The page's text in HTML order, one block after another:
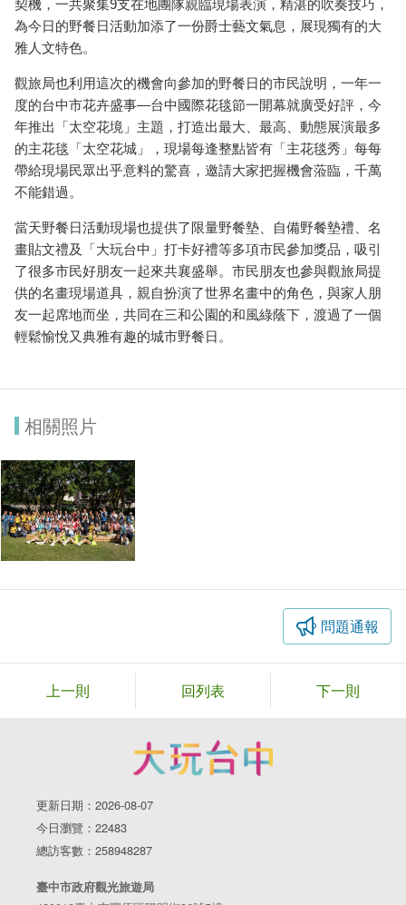
契機，一共聚集9支在地團隊親臨現場表演，精湛的吹奏技巧，
為今日的野餐日活動加添了一份爵士藝文氣息，展現獨有的大
雅人文特色。
觀旅局也利用這次的機會向參加的野餐日的市民說明，一年一
度的台中市花卉盛事―台中國際花毯節一開幕就廣受好評，今
年推出「太空花境」主題，打造出最大、最高、動態展演最多
的主花毯「太空花城」，現場每逢整點皆有「主花毯秀」每每
帶給現場民眾出乎意料的驚喜，邀請大家把握機會蒞臨，千萬
不能錯過。
當天野餐日活動現場也提供了限量野餐墊、自備野餐墊禮、名
畫貼文禮及「大玩台中」打卡好禮等多項市民參加獎品，吸引
了很多市民好朋友一起來共襄盛舉。市民朋友也參與觀旅局提
供的名畫現場道具，親自扮演了世界名畫中的角色，與家人朋
友一起席地而坐，共同在三和公園的和風綠蔭下，渡過了一個
輕鬆愉悅又典雅有趣的城市野餐日。
相關照片
問題通報
上一則 回列表 下一則
更新日期：2026-08-07
今日瀏覽：22483
總訪客數：258948287
臺中市政府觀光旅遊局